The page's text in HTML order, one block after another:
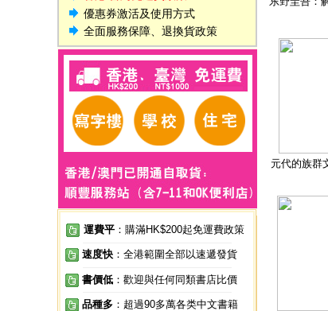
優惠券激活及使用方式
全面服務保障、退換貨政策
運費平 ：購滿HK$200起免運費政策
速度快 ：全港範圍全部以速遞發貨
書價低 ：歡迎與任何同類書店比價
品種多 ：超過90多萬各类中文書籍
元代的族群